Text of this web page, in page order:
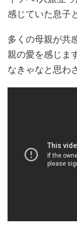
感じていた息子
多くの母親が共
親の愛を感じま
なきゃなと思わ